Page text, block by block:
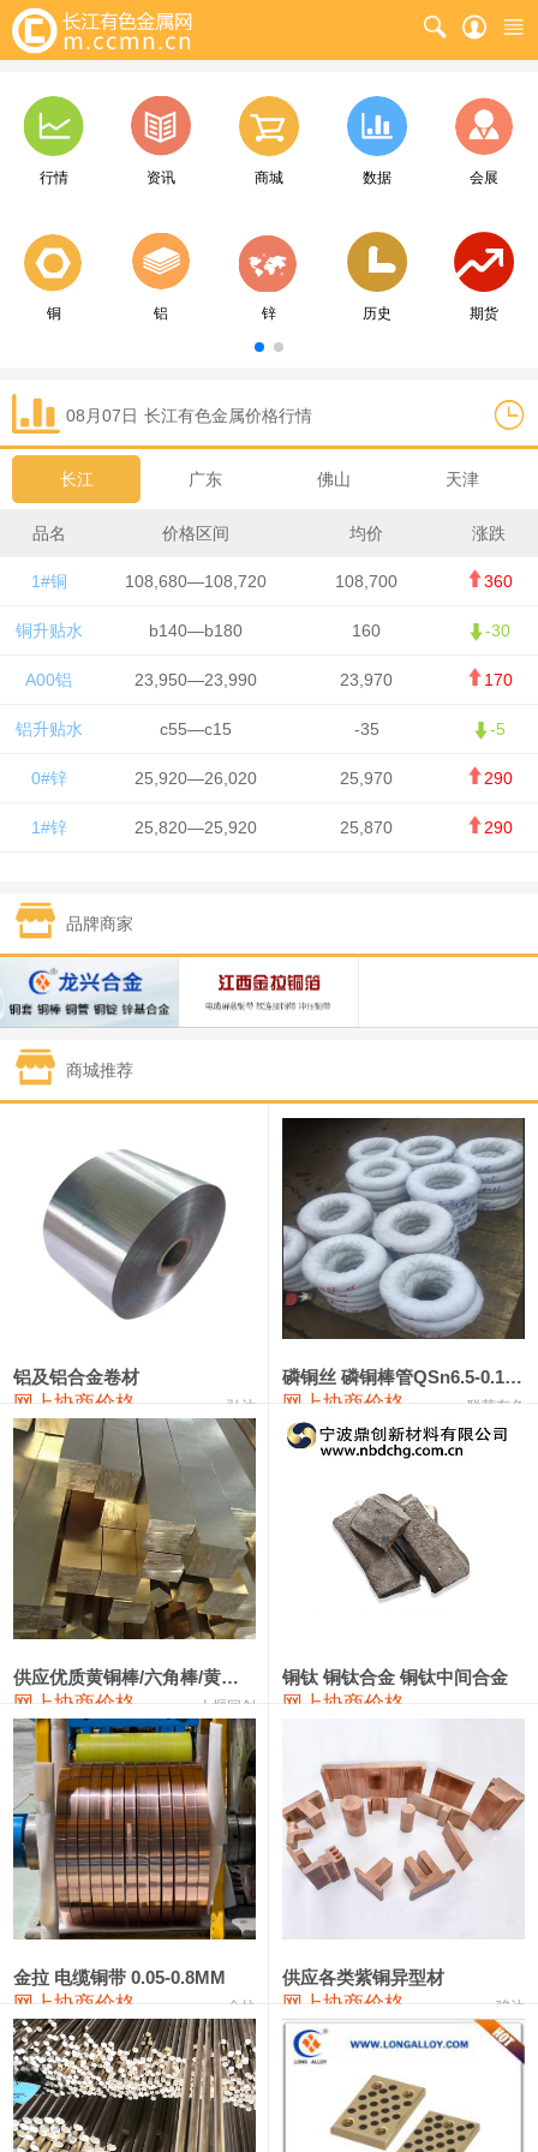
行情 资讯 商城 数据 会展
铜 铝 锌 历史 期货
08月07日 长江有色金属价格行情
长江 广东 佛山 天津
品名 价格区间 均价 涨跌
1#铜 108,680—108,720 108,700 360
铜升贴水 b140—b180 160 -30
A00铝 23,950—23,990 23,970 170
铝升贴水 c55—c15 -35 -5
0#锌 25,920—26,020 25,970 290
1#锌 25,820—25,920 25,870 290
1#锡 434,000—436,000
1#镍 129,550—130,750
1#白银 15,100—15,110 15,105 -70
钯金
331,000 -10,000
89,000—95,000 92,000 1,000
2#锑 85,000—91,000 88,000 1,000
1#镁 17,000—18,000 17,500 0
18,900—19,100 19,000 100
1#电解锰(99.7%袋装) 18,000—18,200 18,100 100
1#铬 60,000—82,000
553#硅 9,300—9,500
441#硅 9,600—9,800 9,700
3303#硅 10,300—10,500 10,400
2202#硅 14,100—14,300
金属硅3303#-2202# 10,400—14,200 12,300 0
漆包线 111,970—115,970 113,970
磷铜合金 110,800—117,600 114,200 400
无氧铜丝(硬) 109,710—110,010 109,860
R410A专用紫铜管 113,700—113,700
铸造铝合金锭(A380） 26,300—26,500 26,400 100
铝合金ADC12 24,200—24,400 100
铸造铝合金锭(ZL102) 24,300—24,500 24,400
品牌商家
商城推荐
铝及铝合金卷材
网上协商价格 弘达
磷铜丝 磷铜棒管QSn6.5-0.1 7-0.2 8-0.3
网上协商价格 联荣有色
供应优质黄铜棒/六角棒/黄铜方板
网上协商价格 十堰同创
铜钛 铜钛合金 铜钛中间合金
网上协商价格
金拉 电缆铜带 0.05-0.8MM
网上协商价格 金拉
供应各类紫铜异型材
网上协商价格 骏达